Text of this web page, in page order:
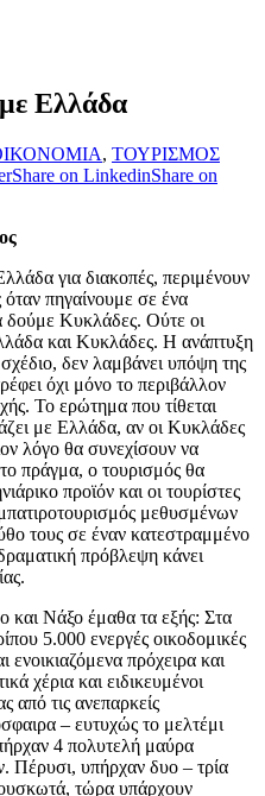
Ελλάδα
, ΤΟΥΡΙΣΜΟΣ
Share on LinkedinShare on
για διακοπές, περιμένουν
πηγαίνουμε σε ένα
δούμε Κυκλάδες. Ούτε οι
και Κυκλάδες. Η ανάπτυξη
δεν λαμβάνει υπόψη της
όχι μόνο το περιβάλλον
Το ερώτημα που τίθεται
με Ελλάδα, αν οι Κυκλάδες
λόγο θα συνεχίσουν να
πράγμα, ο τουρισμός θα
προϊόν και οι τουρίστες
μεθυσμένων
τους σε έναν κατεστραμμένο
πρόβλεψη κάνει
και Νάξο έμαθα τα εξής: Στα
5.000 ενεργές οικοδομικές
ενοικιαζόμενα πρόχειρα και
χέρια και ειδικευμένοι
από τις ανεπαρκείς
– ευτυχώς το μελτέμι
4 πολυτελή μαύρα
Πέρυσι, υπήρχαν δυο – τρία
τώρα υπάρχουν